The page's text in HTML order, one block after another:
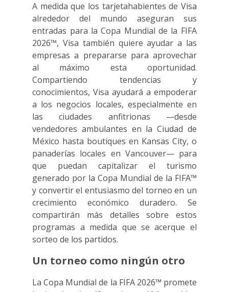
A medida que los tarjetahabientes de Visa
alrededor del mundo aseguran sus
entradas para la Copa Mundial de la FIFA
2026™, Visa también quiere ayudar a las
empresas a prepararse para aprovechar
al máximo esta oportunidad.
Compartiendo tendencias y
conocimientos, Visa ayudará a empoderar
a los negocios locales, especialmente en
las ciudades anfitrionas —desde
vendedores ambulantes en la Ciudad de
México hasta boutiques en Kansas City, o
panaderías locales en Vancouver— para
que puedan capitalizar el turismo
generado por la Copa Mundial de la FIFA™
y convertir el entusiasmo del torneo en un
crecimiento económico duradero. Se
compartirán más detalles sobre estos
programas a medida que se acerque el
sorteo de los partidos.
Un torneo como ningún otro
La Copa Mundial de la FIFA 2026™ promete